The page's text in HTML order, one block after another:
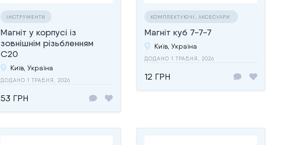
ІНСТРУМЕНТИ
Магніт у корпусі із
зовнішнім різьбленням
С20
Київ, Україна
ДОДАНО 1 ТРАВНЯ, 2026
53 ГРН
КОМПЛЕКТУЮЧІ, АКСЕСУАРИ
Магніт куб 7-7-7
Київ, Україна
ДОДАНО 1 ТРАВНЯ, 2026
12 ГРН